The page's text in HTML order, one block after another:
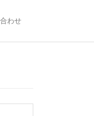
わせ